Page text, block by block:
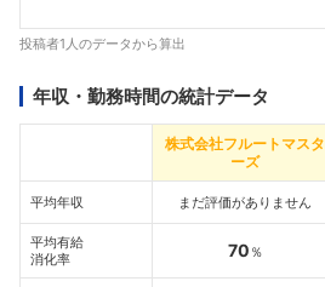
投稿者1人のデータから算出
年収・勤務時間の統計データ
株式会社フルートマスタ
ーズ
平均年収 まだ評価がありません
平均有給
消化率
70 ％